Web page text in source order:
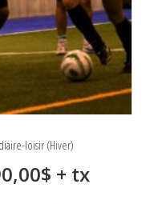
loisir (Hiver)
$Plage
+ tx